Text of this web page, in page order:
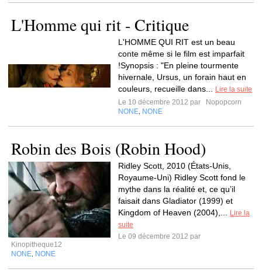
L'Homme qui rit - Critique
L'HOMME QUI RIT est un beau
conte même si le film est imparfait
!Synopsis : "En pleine tourmente
hivernale, Ursus, un forain haut en
couleurs, recueille dans...
Lire la suite
Le 10 décembre 2012 par
Nopopcorn
NONE NONE
Robin des Bois (Robin Hood)
Ridley Scott, 2010 (États-Unis,
Royaume-Uni) Ridley Scott fond le
mythe dans la réalité et, ce qu’il
faisait dans Gladiator (1999) et
Kingdom of Heaven (2004),...
Lire la
suite
Le 09 décembre 2012 par
Kinopitheque12
NONE NONE